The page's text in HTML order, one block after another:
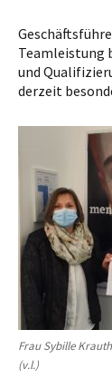
Teamleistung
und
derzeit
Frau Sybille
(v.l.)